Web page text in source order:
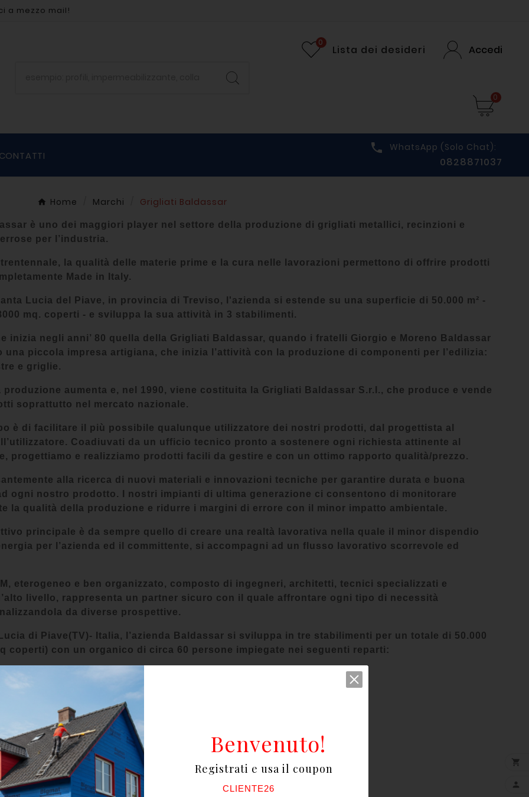
a mezzo mail!
Lista dei desideri
0
Accedi
0
CONTATTI
 WhatsApp (solo Chat):
0828871037
Home Marchi Grigliati Baldassar
è uno dei maggiori player nel settore della produzione di grigliati metallici, recinzioni e
per l’industria.
trentennale, la qualità delle materie prime e la cura nelle lavorazioni permettono di offrire prodotti
Made in Italy.
Lucia del Piave, in provincia di Treviso, l'azienda si estende su una superficie di 50.000 m² -
mq. coperti - e sviluppa la sua attività in 3 stabilimenti.
inizia negli anni’ 80 quella della Grigliati Baldassar, quando i fratelli Giorgio e Moreno Baldassar
una piccola impresa artigiana, che inizia l’attività con la produzione di componenti per l’edilizia:
e griglie.
produzione aumenta e, nel 1990, viene costituita la Grigliati Baldassar S.r.l., che produce e vende
soprattutto nel mercato nazionale.
è di facilitare il più possibile qualunque utilizzatore dei nostri prodotti, dal progettista al
Coadiuvati da un ufficio tecnico pronto a sostenere ogni richiesta attinente al
progettiamo e realizziamo prodotti facili da gestire e con un ottimo rapporto qualità/prezzo.
alla ricerca di nuovi materiali e innovazioni tecniche per garantire durata e buona
ogni nostro prodotto. I nostri impianti di ultima generazione ci consentono di monitorare
la qualità della produzione e ridurre i margini di errore con il minor impatto ambientale.
principale è da sempre quello di creare una realtà lavorativa nella quale il minor dispendio
per l’azienda ed il committente, si accompagni ad un flusso lavorativo scorrevole ed
eterogeneo e ben organizzato, composto di ingegneri, architetti, tecnici specializzati e
livello, rappresenta un partner sicuro con il quale affrontare ogni tipo di necessità
da diverse prospettive.
di Piave(TV)- Italia, l’azienda Baldassar si sviluppa in tre stabilimenti per un totale di 50.000
coperti) con un organico di circa 60 persone impiegate nei seguenti reparti:


Registrati e usa il coupon
CLIENTE26
Benvenuto!